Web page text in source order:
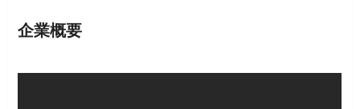
企業概要